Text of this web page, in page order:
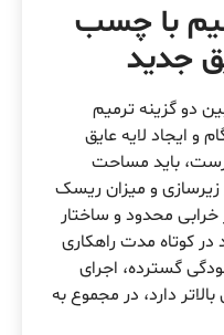
با چسب
جدید
دو گزینه ترمیم
و ایجاد لایه عایق
باید مساحت
و میزان ریسک
خرابی محدود و ساختار
در کوتاه مدت راهکاری
گسترده، اجرای
دارد، در مجموع به